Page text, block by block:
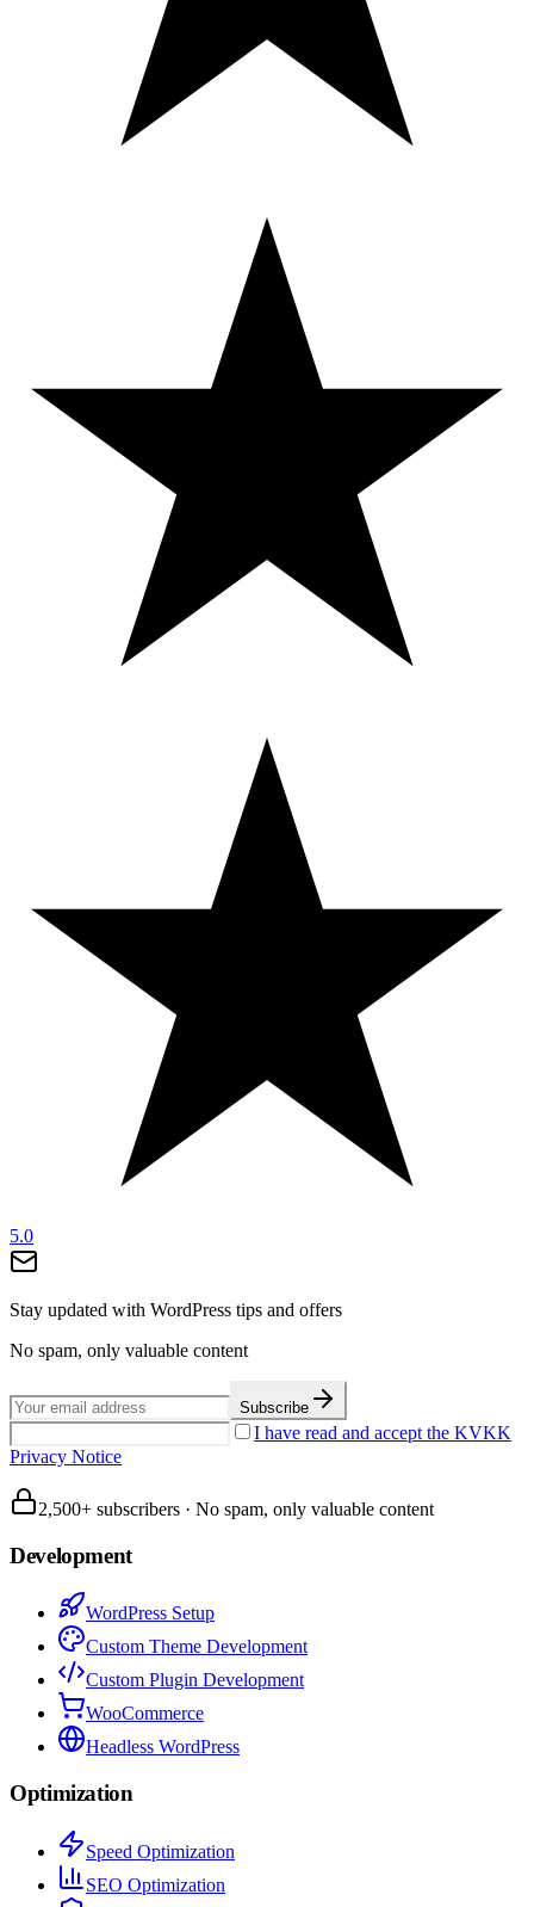
5.0
Stay updated with WordPress tips and offers
No spam, only valuable content
Subscribe
I have read and accept the KVKK
Privacy Notice
2,500+ subscribers · No spam, only valuable content
Development
WordPress Setup
Custom Theme Development
Custom Plugin Development
WooCommerce
Headless WordPress
Optimization
Speed Optimization
SEO Optimization